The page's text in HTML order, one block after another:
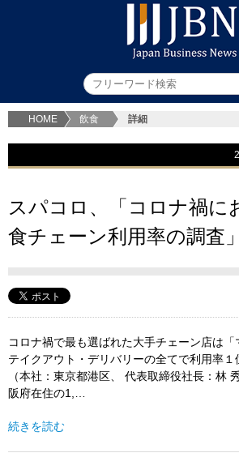
HOME 飲食 詳細
スパコロ、「コロナ禍に
食チェーン利用率の調査
コロナ禍で最も選ばれた大手チェーン店は「
テイクアウト・デリバリーの全てで利用率１
（本社：東京都港区、 代表取締役社長：林
阪府在住の1,…
続きを読む